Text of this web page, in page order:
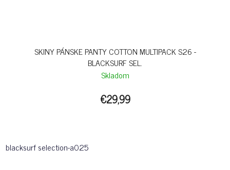
SKINY PÁNSKE PANTY COTTON MULTIPACK S26 -
BLACKSURF SEL.
Skladom
€29,99
blacksurf selection-a025